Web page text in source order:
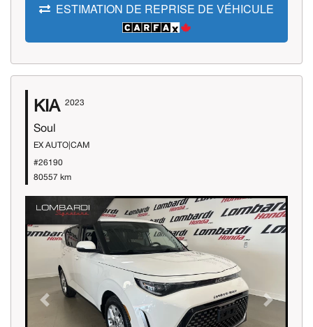
ESTIMATION DE REPRISE DE VÉHICULE
KIA 2023
Soul
EX AUTO|CAM
#26190
80557 km
Previous Next